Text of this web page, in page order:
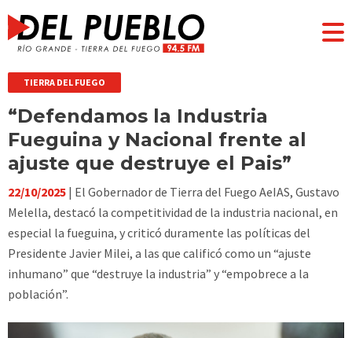
TIERRA DEL FUEGO
“Defendamos la Industria
Fueguina y Nacional frente al
ajuste que destruye el Pais”
22/10/2025 | El Gobernador de Tierra del Fuego AeIAS, Gustavo
Melella, destacó la competitividad de la industria nacional, en
especial la fueguina, y criticó duramente las políticas del
Presidente Javier Milei, a las que calificó como un “ajuste
inhumano” que “destruye la industria” y “empobrece a la
población”.